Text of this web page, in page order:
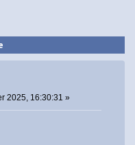
2025, 16:30:31 »